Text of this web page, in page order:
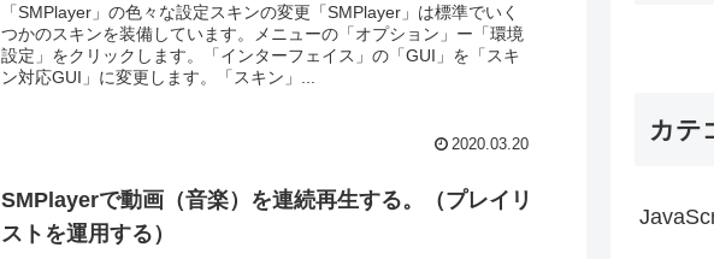
「SMPlayer」の色々な設定スキンの変更「SMPlayer」は標準でいく
つかのスキンを装備しています。メニューの「オプション」ー「環境
設定」をクリックします。「インターフェイス」の「GUI」を「スキ
ン対応GUI」に変更します。「スキン」...
2020.03.20
SMPlayerで動画（音楽）を連続再生する。（プレイリ
ストを運用する）
カテ